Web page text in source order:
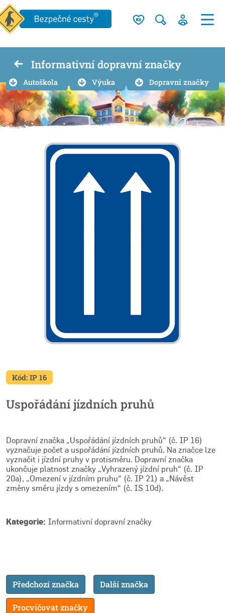
Informativní dopravní značky
Autoškola Výuka Dopravní značky
Kód: IP 16
Uspořádání jízdních pruhů
Dopravní značka „Uspořádání jízdních pruhů“ (č. IP 16)
vyznačuje počet a uspořádání jízdních pruhů. Na značce lze
vyznačit i jízdní pruhy v protisměru. Dopravní značka
ukončuje platnost značky „Vyhrazený jízdní pruh“ (č. IP
20a), „Omezení v jízdním pruhu“ (č. IP 21) a „Návěst
změny směru jízdy s omezením“ (č. IS 10d).
Kategorie: Informativní dopravní značky
Předchozí značka Další značka
Procvičovat značky